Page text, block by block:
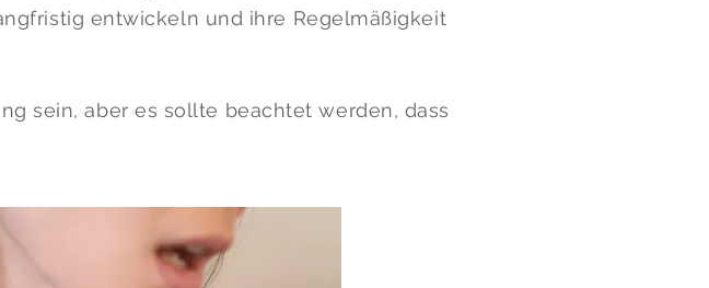
entwickeln und ihre Regelmäßigkeit
sein, aber es sollte beachtet werden, dass